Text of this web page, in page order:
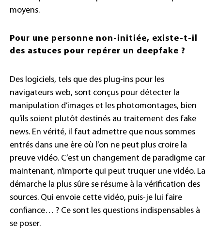
moyens.
Pour une personne non-initiée, existe-t-il
des astuces pour repérer un deepfake ?
Des logiciels, tels que des plug-ins pour les
navigateurs web, sont conçus pour détecter la
manipulation d’images et les photomontages, bien
qu’ils soient plutôt destinés au traitement des fake
news. En vérité, il faut admettre que nous sommes
entrés dans une ère où l’on ne peut plus croire la
preuve vidéo. C’est un changement de paradigme car
maintenant, n’importe qui peut truquer une vidéo. La
démarche la plus sûre se résume à la vérification des
sources. Qui envoie cette vidéo, puis-je lui faire
confiance… ? Ce sont les questions indispensables à
se poser.